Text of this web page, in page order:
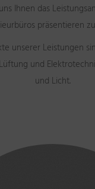
Ihnen das
präsentieren
unserer Leistungen
und
und Licht.